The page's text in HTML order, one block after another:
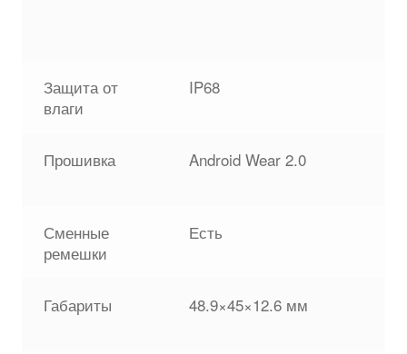
Защита от
влаги
IP68
Прошивка Android Wear 2.0
Сменные
ремешки
Есть
Габариты 48.9×45×12.6 мм